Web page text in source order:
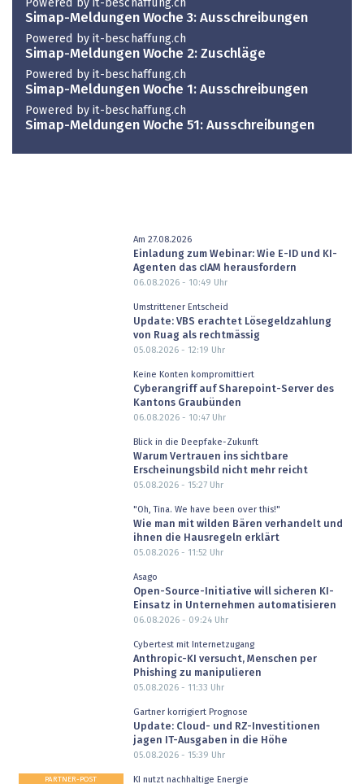
Powered by it-beschaffung.ch
Simap-Meldungen Woche 3: Ausschreibungen
Powered by it-beschaffung.ch
Simap-Meldungen Woche 2: Zuschläge
Powered by it-beschaffung.ch
Simap-Meldungen Woche 1: Ausschreibungen
Powered by it-beschaffung.ch
Simap-Meldungen Woche 51: Ausschreibungen
Am 27.08.2026
Einladung zum Webinar: Wie E-ID und KI-
Agenten das cIAM herausfordern
06.08.2026 - 10:49 Uhr
Umstrittener Entscheid
Update: VBS erachtet Lösegeldzahlung
von Ruag als rechtmässig
05.08.2026 - 12:19 Uhr
Keine Konten kompromittiert
Cyberangriff auf Sharepoint-Server des
Kantons Graubünden
06.08.2026 - 10:47Uhr
Blick in die Deepfake-Zukunft
Warum Vertrauen ins sichtbare
Erscheinungsbild nicht mehr reicht
05.08.2026 - 15:27Uhr
"Oh, Tina. We have been over this!"
Wie man mit wilden Bären verhandelt und
ihnen die Hausregeln erklärt
05.08.2026 - 11:52 Uhr
Asago
Open-Source-Initiative will sicheren KI-
Einsatz in Unternehmen automatisieren
06.08.2026 - 09:24Uhr
Cybertest mit Internetzugang
Anthropic-KI versucht, Menschen per
Phishing zu manipulieren
05.08.2026 - 11:33 Uhr
Gartner korrigiert Prognose
Update: Cloud- und RZ-Investitionen
jagen IT-Ausgaben in die Höhe
05.08.2026 - 15:39 Uhr
PARTNER-POST KI nutzt nachhaltige Energie